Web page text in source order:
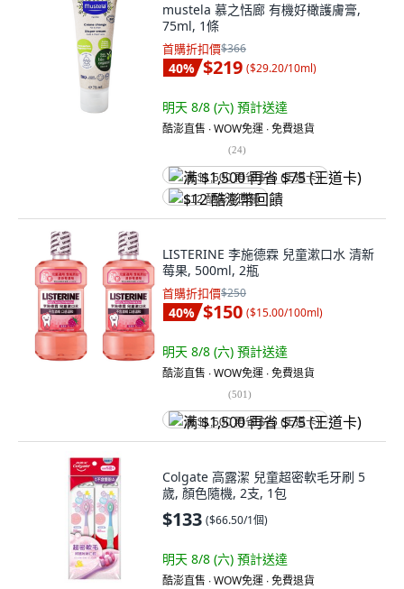
mustela 慕之恬廊 有機好橄護膚膏,
75ml, 1條
首購折扣價$366
40% $219 ($29.20/10ml)
明天 8/8 (六) 預計送達
酷澎直售 ∙ WOW免運 ∙ 免費退貨
(24)
满 $1,500 再省 $75 (王道卡)
$12 酷澎幣回饋
LISTERINE 李施德霖 兒童漱口水 清新
莓果, 500ml, 2瓶
首購折扣價$250
40% $150 ($15.00/100ml)
明天 8/8 (六) 預計送達
酷澎直售 ∙ WOW免運 ∙ 免費退貨
(501)
满 $1,500 再省 $75 (王道卡)
Colgate 高露潔 兒童超密軟毛牙刷 5
歲, 顏色隨機, 2支, 1包
$133 ($66.50/1個)
明天 8/8 (六) 預計送達
酷澎直售 ∙ WOW免運 ∙ 免費退貨